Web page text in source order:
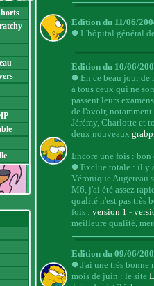
Edition du 11/06/
L'hôpital général
Edition du 10/06/
En ce beau jour de
à tous ceux qui ne
passent leurs
de l'avoir,
Jérémy, Charlotte et
deux nouveaux
Encore une fois : bon
Exclue totale : il y
Véronique Augereau
M6, j'ai été assez
qualité n'est pas très
fois : version 1 -
meilleure qualité,
Edition du 09/06/
J'ai une très bonne
mois de juin : le site